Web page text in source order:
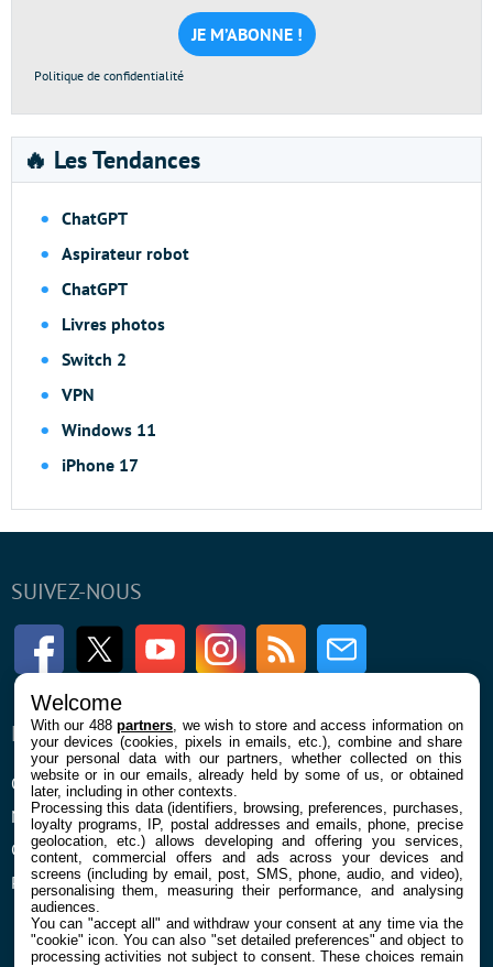
mail
*
Politique de confidentialité
🔥 Les Tendances
ChatGPT
Aspirateur robot
ChatGPT
Livres photos
Switch 2
VPN
Windows 11
iPhone 17
SUIVEZ-NOUS
FacebookTwitter Youtube InstagramRSS Newsletter
ENTREPRISE
Qui sommes nous
Mentions légales et CGU
Confidentialité et Cookies
Préférences cookies
À PROPOS
La rédaction
Contact
Welcome
With our 488partners , we wish to store and access information on
your devices (cookies, pixels in emails, etc.), combine and share
your personal data with our partners, whether collected on this
website or in our emails, already held by some of us, or obtained
later, including in other contexts.
Processing this data (identifiers, browsing, preferences, purchases,
loyalty programs, IP, postal addresses and emails, phone, precise
geolocation, etc.) allows developing and offering you services,
content, commercial offers and ads across your devices and
screens (including by email, post, SMS, phone, audio, and video),
personalising them, measuring their performance, and analysing
audiences.
You can "accept all" and withdraw your consent at any time via the
"cookie" icon. You can also "set detailed preferences" and object to
processing activities not subject to consent. These choices remain